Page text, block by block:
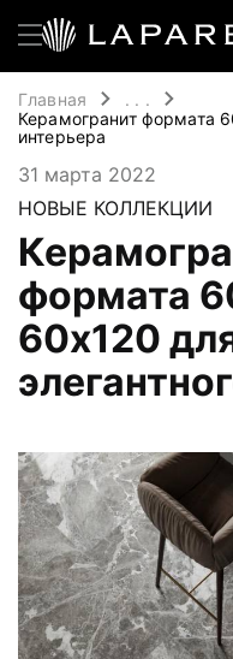
Главная
. . .
Керамогранит формата
интерьера
31 марта 2022
НОВЫЕ КОЛЛЕКЦИИ
формата
60х120